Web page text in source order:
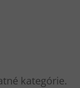
kategórie.